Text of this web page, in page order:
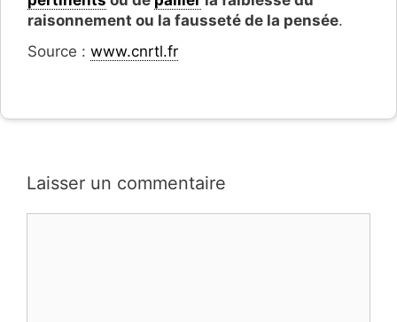
raisonnement ou la fausseté de la pensée.
Source : www.cnrtl.fr
Laisser un commentaire